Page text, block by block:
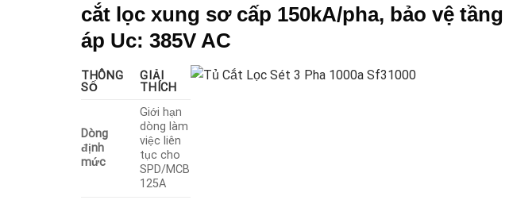
cắt lọc xung sơ cấp 150kA/pha, bảo vệ
áp Uc: 385V AC
THÔNG
SỐ
GIẢI
THÍCH
Dòng
định
mức
Giới hạn
dòng làm
việc liên
tục cho
SPD/MCB
125A